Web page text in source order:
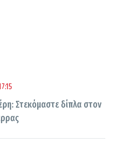
Στεκόμαστε δίπλα στον